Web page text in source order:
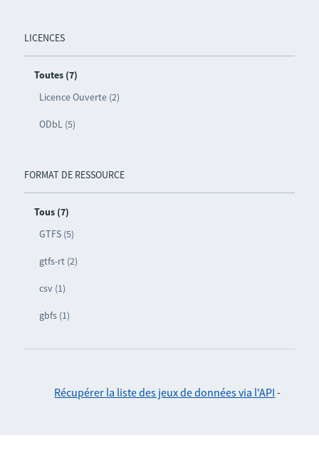
LICENCES
Toutes (7)
Licence Ouverte (2)
ODbL (5)
FORMAT DE RESSOURCE
Tous (7)
GTFS (5)
gtfs-rt (2)
csv (1)
gbfs (1)
Récupérer la liste des jeux de données via l'API -